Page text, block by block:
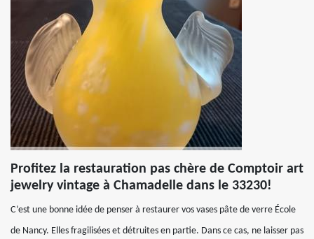
Profitez la restauration pas chère de Comptoir art
jewelry vintage à Chamadelle dans le 33230!
C’est une bonne idée de penser à restaurer vos vases pâte de verre École
de Nancy. Elles fragilisées et détruites en partie. Dans ce cas, ne laisser pas